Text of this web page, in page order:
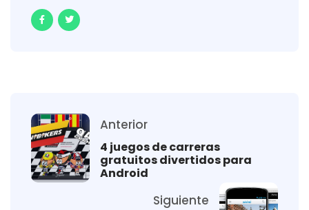
Anterior
4 juegos de carreras
gratuitos divertidos para
Android
Siguiente